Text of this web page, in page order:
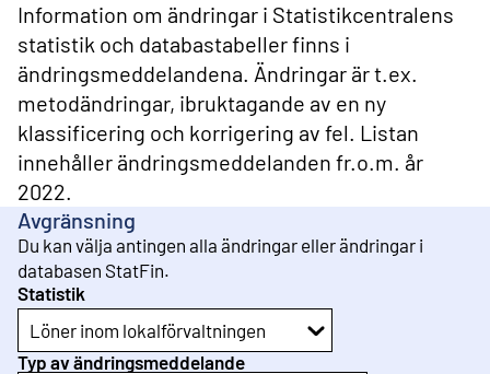
Information om ändringar i Statistikcentralens
statistik och databastabeller finns i
ändringsmeddelandena. Ändringar är t.ex.
metodändringar, ibruktagande av en ny
klassificering och korrigering av fel. Listan
innehåller ändringsmeddelanden fr.o.m. år
2022.
Avgränsning
Du kan välja antingen alla ändringar eller ändringar i
databasen StatFin.
Statistik
Löner inom lokalförvaltningen
Typ av ändringsmeddelande